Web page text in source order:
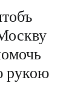
рукою